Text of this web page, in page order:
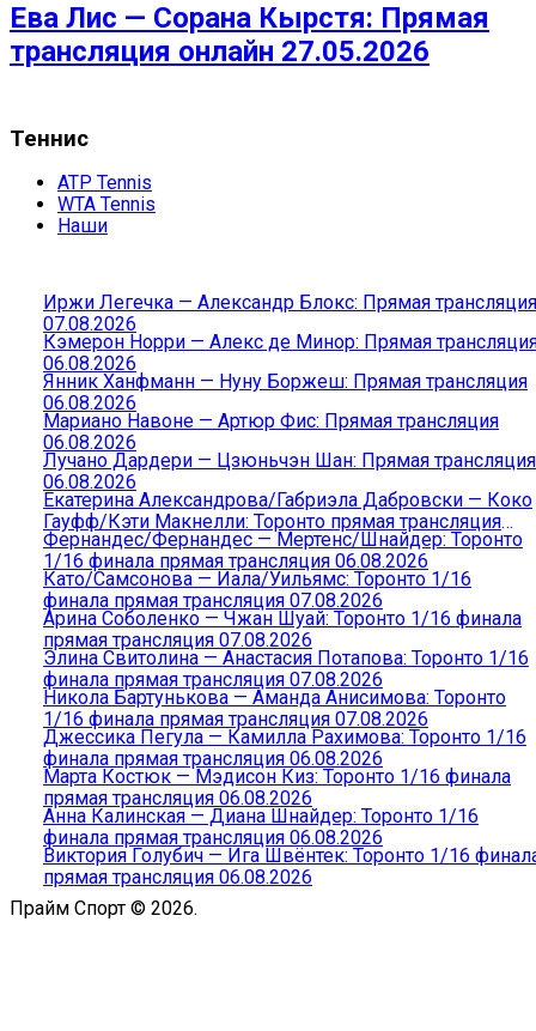
Ева Лис — Сорана Кырстя: Прямая
трансляция онлайн 27.05.2026
Теннис
ATP Tennis
WTA Tennis
Наши
Иржи Легечка — Александр Блокс: Прямая трансляция
07.08.2026
Кэмерон Норри — Алекс де Минор: Прямая
06.08.2026
Янник Ханфманн — Нуну Боржеш: Прямая трансляция
06.08.2026
Мариано Навоне — Артюр Фис: Прямая трансляция
06.08.2026
Лучано Дардери — Цзюньчэн Шан: Прямая трансляция
06.08.2026
Екатерина Александрова/Габриэла Дабровски — Коко
Гауфф/Кэти Макнелли: Торонто прямая трансляция
06.08.2026
Фернандес/Фернандес — Мертенс/Шнайдер: Торонто
1/16 финала прямая трансляция 06.08.2026
Като/Самсонова — Иала/Уильямс: Торонто 1/16
финала прямая трансляция 07.08.2026
Арина Соболенко — Чжан Шуай: Торонто 1/16 финала
прямая трансляция 07.08.2026
Элина Свитолина — Анастасия Потапова: Торонто 1/16
финала прямая трансляция 07.08.2026
Никола Бартунькова — Аманда Анисимова: Торонто
1/16 финала прямая трансляция 07.08.2026
Джессика Пегула — Камилла Рахимова: Торонто 1/16
финала прямая трансляция 06.08.2026
Марта Костюк — Мэдисон Киз: Торонто 1/16 финала
прямая трансляция 06.08.2026
Анна Калинская — Диана Шнайдер: Торонто 1/16
финала прямая трансляция 06.08.2026
Виктория Голубич — Ига Швёнтек: Торонто 1/16
прямая трансляция 06.08.2026
Прайм Спорт © 2026.